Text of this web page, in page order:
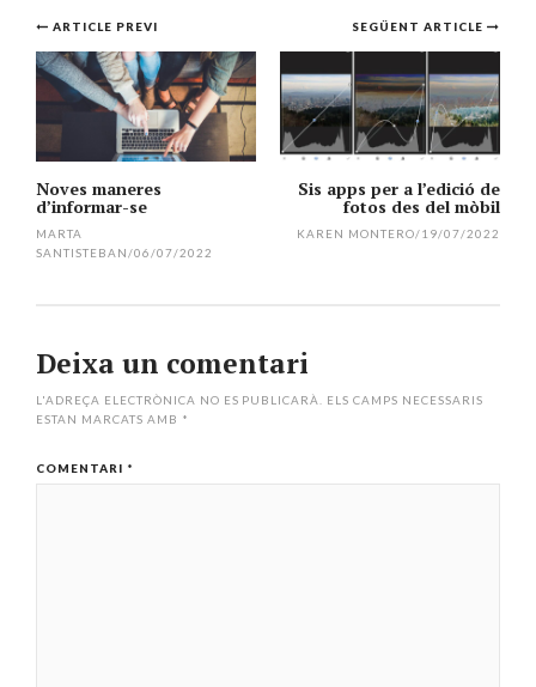
Navegació
per
l'article
SEGÜENT ARTICLE
Sis apps per a l’edició de
fotos des del mòbil
KAREN MONTERO/19/07/2022
ARTICLE PREVI
Noves maneres
d’informar-se
MARTA
SANTISTEBAN/06/07/2022
Deixa un comentari
L'ADREÇA ELECTRÒNICA NO ES PUBLICARÀ.
ELS CAMPS NECESSARIS
ESTAN MARCATS AMB *
COMENTARI *